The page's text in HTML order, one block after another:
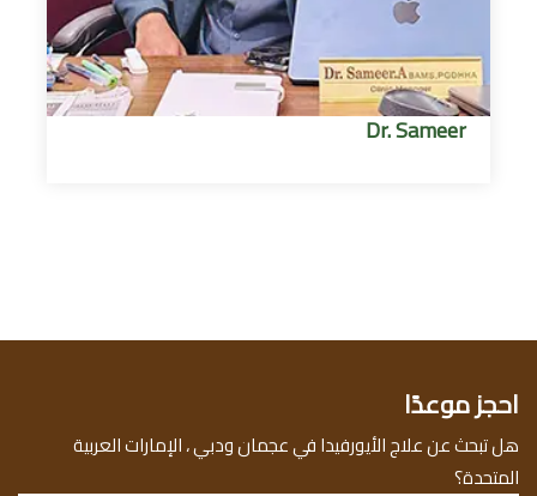
Dr. Sameer
احجز موعدًا
هل تبحث عن علاج الأيورفيدا في عجمان ودبي ، الإمارات العربية
المتحدة؟